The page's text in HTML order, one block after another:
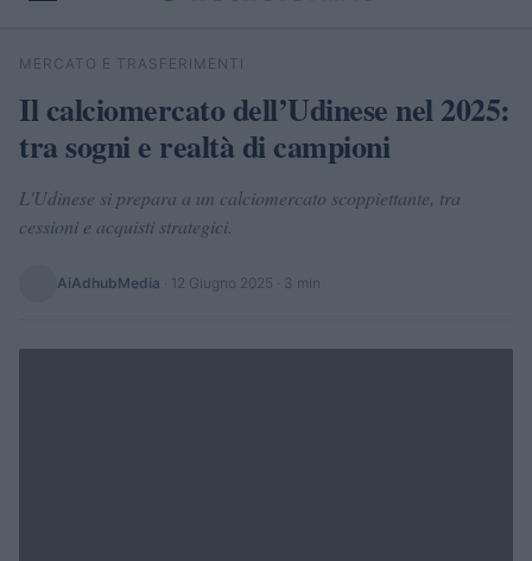
Cerca
MERCATO E TRASFERIMENTI
Il calciomercato dell’Udinese nel 2025:
tra sogni e realtà di campioni
L'Udinese si prepara a un calciomercato scoppiettante, tra
cessioni e acquisti strategici.
AiAdhubMedia 12 Giugno 2025 · 3 min